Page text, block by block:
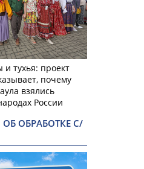
тухья: проект
почему
взялись
России
ОБРАБОТКЕ С/